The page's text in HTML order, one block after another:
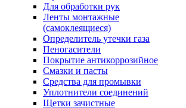
Для обработки рук
Ленты монтажные
(самоклеящиеся)
Определитель утечки газа
Пеногасители
Покрытие антикоррозийное
Смазки и пасты
Средства для промывки
Уплотнители соединений
Щетки зачистные